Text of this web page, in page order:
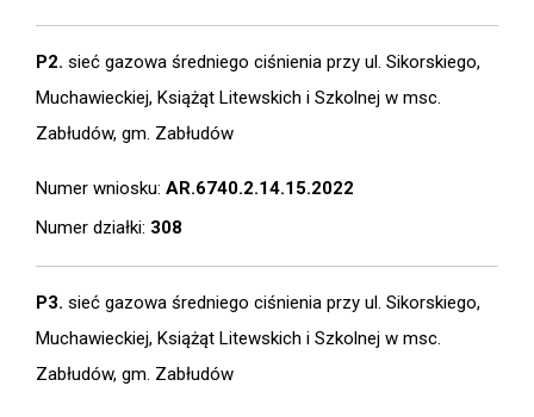
P2. sieć gazowa średniego ciśnienia przy ul. Sikorskiego,
Muchawieckiej, Książąt Litewskich i Szkolnej w msc.
Zabłudów, gm. Zabłudów
Numer wniosku: AR.6740.2.14.15.2022
Numer działki: 308
P3. sieć gazowa średniego ciśnienia przy ul. Sikorskiego,
Muchawieckiej, Książąt Litewskich i Szkolnej w msc.
Zabłudów, gm. Zabłudów